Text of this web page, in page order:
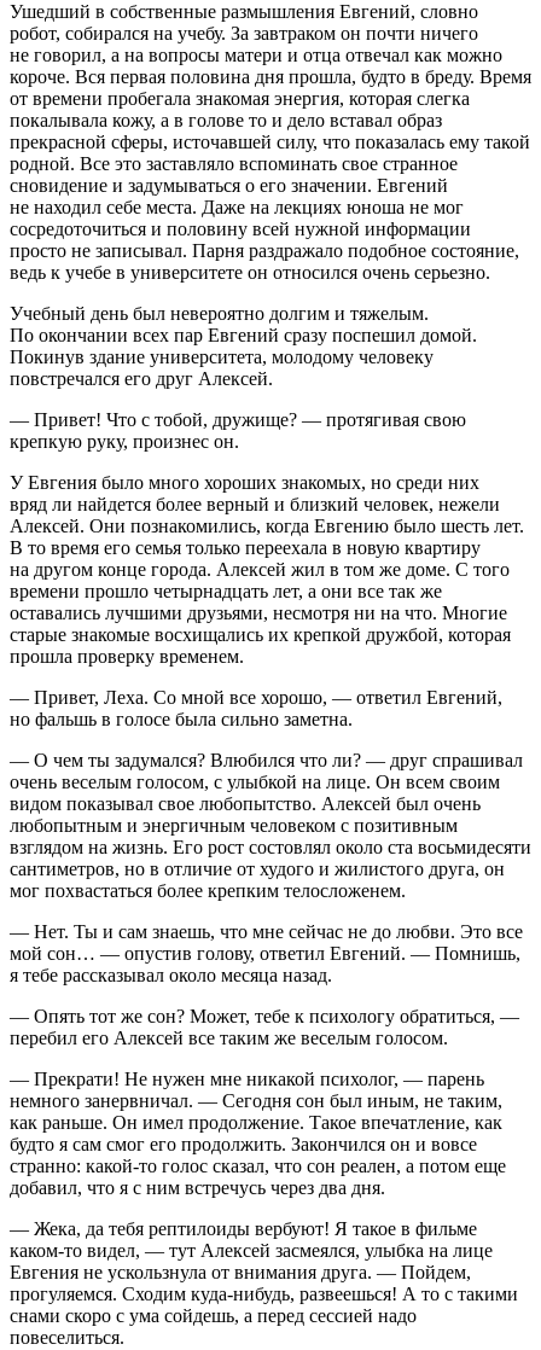
Ушедший в собственные размышления Евгений, словно
робот, собирался на учебу. За завтраком он почти ничего
не говорил, а на вопросы матери и отца отвечал как можно
короче. Вся первая половина дня прошла, будто в бреду. Время
от времени пробегала знакомая энергия, которая слегка
покалывала кожу, а в голове то и дело вставал образ
прекрасной сферы, источавшей силу, что показалась ему такой
родной. Все это заставляло вспоминать свое странное
сновидение и задумываться о его значении. Евгений
не находил себе места. Даже на лекциях юноша не мог
сосредоточиться и половину всей нужной информации
просто не записывал. Парня раздражало подобное состояние,
ведь к учебе в университете он относился очень серьезно.
Учебный день был невероятно долгим и тяжелым.
По окончании всех пар Евгений сразу поспешил домой.
Покинув здание университета, молодому человеку
повстречался его друг Алексей.
— Привет! Что с тобой, дружище? — протягивая свою
крепкую руку, произнес он.
У Евгения было много хороших знакомых, но среди них
вряд ли найдется более верный и близкий человек, нежели
Алексей. Они познакомились, когда Евгению было шесть лет.
В то время его семья только переехала в новую квартиру
на другом конце города. Алексей жил в том же доме. С того
времени прошло четырнадцать лет, а они все так же
оставались лучшими друзьями, несмотря ни на что. Многие
старые знакомые восхищались их крепкой дружбой, которая
прошла проверку временем.
— Привет, Леха. Со мной все хорошо, — ответил Евгений,
но фальшь в голосе была сильно заметна.
— О чем ты задумался? Влюбился что ли? — друг спрашивал
очень веселым голосом, с улыбкой на лице. Он всем своим
видом показывал свое любопытство. Алексей был очень
любопытным и энергичным человеком с позитивным
взглядом на жизнь. Его рост состовлял около ста восьмидесяти
сантиметров, но в отличие от худого и жилистого друга, он
мог похвастаться более крепким телосложенем.
— Нет. Ты и сам знаешь, что мне сейчас не до любви. Это все
мой сон… — опустив голову, ответил Евгений. — Помнишь,
я тебе рассказывал около месяца назад.
— Опять тот же сон? Может, тебе к психологу обратиться, —
перебил его Алексей все таким же веселым голосом.
— Прекрати! Не нужен мне никакой психолог, — парень
немного занервничал. — Сегодня сон был иным, не таким,
как раньше. Он имел продолжение. Такое впечатление, как
будто я сам смог его продолжить. Закончился он и вовсе
странно: какой-то голос сказал, что сон реален, а потом еще
добавил, что я с ним встречусь через два дня.
— Жека, да тебя рептилоиды вербуют! Я такое в фильме
каком-то видел, — тут Алексей засмеялся, улыбка на лице
Евгения не ускользнула от внимания друга. — Пойдем,
прогуляемся. Сходим куда-нибудь, развеешься! А то с такими
снами скоро с ума сойдешь, а перед сессией надо
повеселиться.